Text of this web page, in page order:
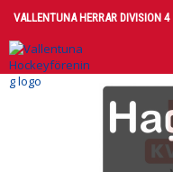
VALLENTUNA HERRAR DIVISION 4
HEM